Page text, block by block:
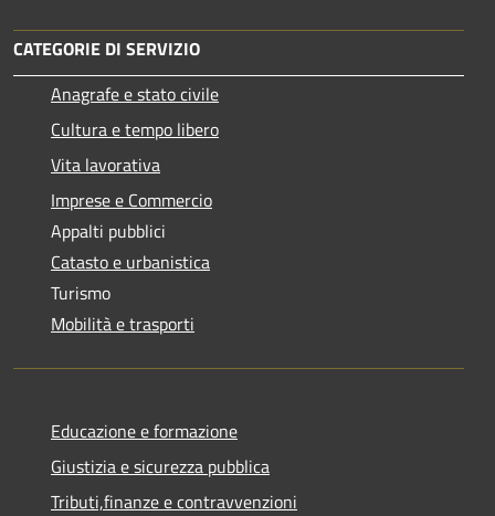
CATEGORIE DI SERVIZIO
Anagrafe e stato civile
Cultura e tempo libero
Vita lavorativa
Imprese e Commercio
Appalti pubblici
Catasto e urbanistica
Turismo
Mobilità e trasporti
Educazione e formazione
Giustizia e sicurezza pubblica
Tributi,finanze e contravvenzioni